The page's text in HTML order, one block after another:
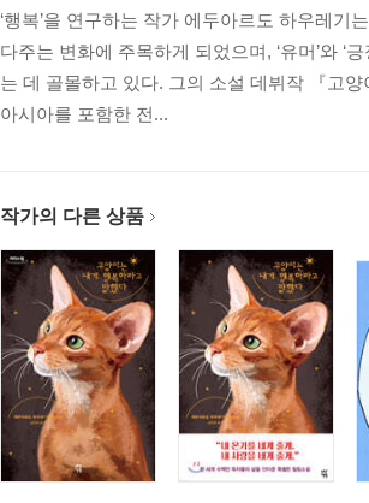
‘행복’을 연구하는 작가 에두아르도 하우레기
다주는 변화에 주목하게 되었으며, ‘유머’와
는 데 골몰하고 있다. 그의 소설 데뷔작 『고
아시아를 포함한 전...
작가의 다른 상품